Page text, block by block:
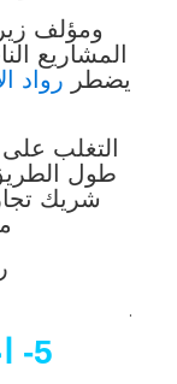
ومؤلف
المشاريع
يضطر رواد
التغلب
طول
شريك
.
5- اعمل على الخطة.